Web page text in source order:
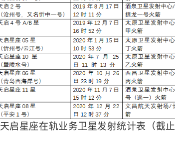
天启星座在轨业务卫星发射统计表（截止